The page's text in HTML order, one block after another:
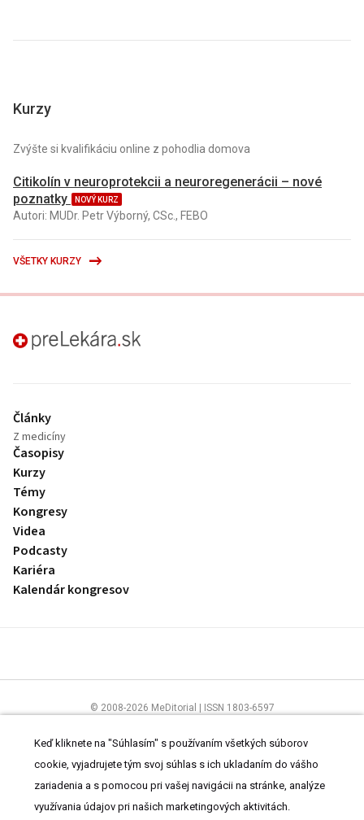
Kurzy
Zvýšte si kvalifikáciu online z pohodlia domova
Citikolín v neuroprotekcii a neuroregenerácii – nové
poznatky
NOVÝ KURZ
Autori: MUDr. Petr Výborný, CSc., FEBO
VŠETKY KURZY
preLekára.sk
Články
Z medicíny
Časopisy
Kurzy
Témy
Kongresy
Videa
Podcasty
Kariéra
Kalendár kongresov
© 2008-2026 MeDitorial | ISSN 1803-6597
ČítajteprehlásenieaZásady spracovania osobných údajov
Keď kliknete na "Súhlasím" s používaním všetkých súborov
cookie, vyjadrujete tým svoj súhlas s ich ukladaním do vášho
zariadenia a s pomocou pri vašej navigácii na stránke, analýze
využívania údajov pri našich marketingových aktivitách.